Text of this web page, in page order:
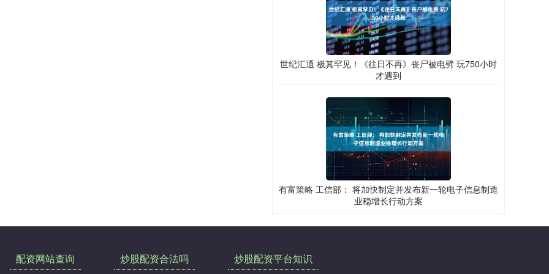
世纪汇通 极其罕见！《往日不再》丧尸被电劈 玩750小时
才遇到
有富策略 工信部： 将加快制定并发布新一轮电子信息制造
业稳增长行动方案
配资网站查询 炒股配资合法吗 炒股配资平台知识